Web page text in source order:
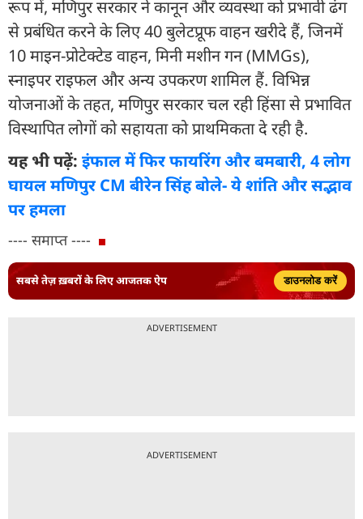
रूप में, मणिपुर सरकार ने कानून और व्यवस्था को प्रभावी ढंग
से प्रबंधित करने के लिए 40 बुलेटप्रूफ वाहन खरीदे हैं, जिनमें
10 माइन-प्रोटेक्टेड वाहन, मिनी मशीन गन (MMGs),
स्नाइपर राइफल और अन्य उपकरण शामिल हैं. विभिन्न
योजनाओं के तहत, मणिपुर सरकार चल रही हिंसा से प्रभावित
विस्थापित लोगों को सहायता को प्राथमिकता दे रही है.
यह भी पढ़ें: इंफाल में फिर फायरिंग और बमबारी, 4 लोग
घायल मणिपुर CM बीरेन सिंह बोले- ये शांति और सद्भाव
पर हमला
---- समाप्त ----
सबसे तेज़ ख़बरों के लिए आजतक ऐप डाउनलोड करें
ADVERTISEMENT
ADVERTISEMENT